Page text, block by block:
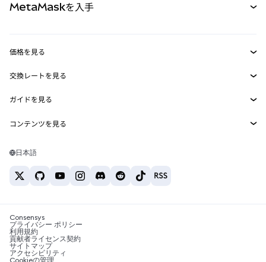
RWA
MetaMask Connect
Snaps
Web3サービス
MetaMaskを入手
セキュリティ
サポート
キャリア
お問い合わせ
価格を見る
イーサリアムの価格
Solanaの価格
Tetherの価格
交換レートを見る
ETH→USD
USDT→INR
BTC→INR
ETH→USDT
ガイドを見る
ETHの購入
USDTの購入
SHIBの購入
BNBの購入
コンテンツを見る
Solanaウォレット
税制関連ニュース
暗号資産の購入方法は？
ビットコインを売るには？
日本語
Consensys
プライバシー ポリシー
利用規約
貢献者ライセンス契約
サイトマップ
アクセシビリティ
Cookieの管理